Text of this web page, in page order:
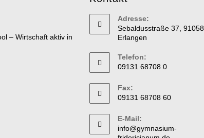
Adresse:
Sebaldusstraße 37, 91058
Erlangen
Telefon:
09131 68708 0
Fax:
09131 68708 60
E-Mail:
info@gymnasium-